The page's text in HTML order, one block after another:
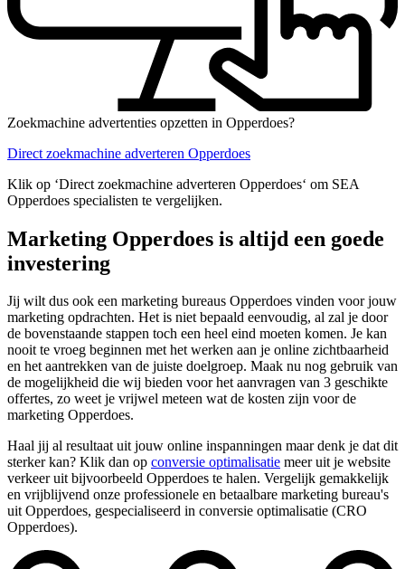
Zoekmachine advertenties opzetten in Opperdoes?
Direct zoekmachine adverteren Opperdoes
Klik op ‘Direct zoekmachine adverteren Opperdoes‘ om SEA
Opperdoes specialisten te vergelijken.
Marketing Opperdoes is altijd een goede
investering
Jij wilt dus ook een marketing bureaus Opperdoes vinden voor jouw
marketing opdrachten. Het is niet bepaald eenvoudig, al zal je door
de bovenstaande stappen toch een heel eind moeten komen. Je kan
nooit te vroeg beginnen met het werken aan je online zichtbaarheid
en het aantrekken van de juiste doelgroep. Maak nu nog gebruik van
de mogelijkheid die wij bieden voor het aanvragen van 3 geschikte
offertes, zo weet je vrijwel meteen wat de kosten zijn voor de
marketing Opperdoes.
Haal jij al resultaat uit jouw online inspanningen maar denk je dat dit
sterker kan? Klik dan op conversie optimalisatie meer uit je website
verkeer uit bijvoorbeeld Opperdoes te halen. Vergelijk gemakkelijk
en vrijblijvend onze professionele en betaalbare marketing bureau's
uit Opperdoes, gespecialiseerd in conversie optimalisatie (CRO
Opperdoes).